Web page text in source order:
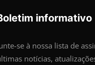
informativo
se à nossa lista de
notícias,